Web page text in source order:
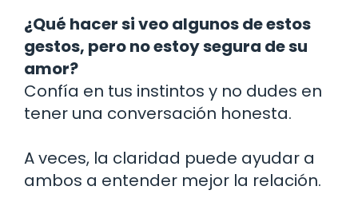
¿Qué hacer si veo algunos de estos
gestos, pero no estoy segura de su
amor?
Confía en tus instintos y no dudes en
tener una conversación honesta.
A veces, la claridad puede ayudar a
ambos a entender mejor la relación.